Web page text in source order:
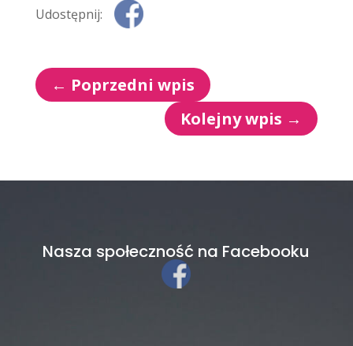
Udostępnij:
← Poprzedni wpis
Kolejny wpis →
Nasza społeczność na Facebooku